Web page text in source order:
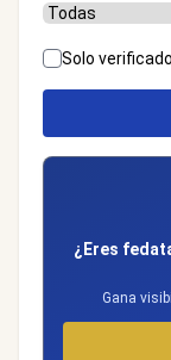
Solo
¿Eres
Gana